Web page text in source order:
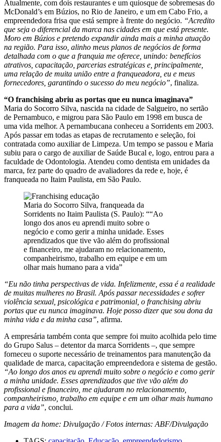
Atualmente, com dois restaurantes e um quiosque de sobremesas do
McDonald’s em Búzios, no Rio de Janeiro, e um em Cabo Frio, a
empreendedora frisa que está sempre à frente do negócio. “Acredito
que seja o diferencial da marca nas cidades em que está presente.
Moro em Búzios e pretendo expandir ainda mais a minha atuação
na região. Para isso, alinho meus planos de negócios de forma
detalhada com o que a franquia me oferece, unindo: benefícios
atrativos, capacitação, parcerias estratégicas e, principalmente,
uma relação de muita união entre a franqueadora, eu e meus
fornecedores, garantindo o sucesso do meu negócio”, finaliza.
“O franchising abriu as portas que eu nunca imaginava”
Maria do Socorro Silva, nascida na cidade de Salgueiro, no sertão
de Pernambuco, e migrou para São Paulo em 1998 em busca de
uma vida melhor. A pernambucana conheceu a Sorridents em 2003.
Após passar em todas as etapas de recrutamento e seleção, foi
contratada como auxiliar de Limpeza. Um tempo se passou e Maria
subiu para o cargo de auxiliar de Saúde Bucal e, logo, entrou para a
faculdade de Odontologia. Atendeu como dentista em unidades da
marca, fez parte do quadro de avaliadores da rede e, hoje, é
franqueada no Itaim Paulista, em São Paulo.
Maria do Socorro Silva, franqueada da
Sorridents no Itaim Paulista (S. Paulo): ““Ao
longo dos anos eu aprendi muito sobre o
negócio e como gerir a minha unidade. Esses
aprendizados que tive vão além do profissional
e financeiro, me ajudaram no relacionamento,
companheirismo, trabalho em equipe e em um
olhar mais humano para a vida”
“Eu não tinha perspectivas de vida. Infelizmente, essa é a realidade
de muitas mulheres no Brasil. Após passar necessidades e sofrer
violência sexual, psicológica e patrimonial, o franchising abriu
portas que eu nunca imaginava. Hoje posso dizer que sou dona da
minha vida e da minha casa”, afirma.
A empresária também conta que sempre foi muito acolhida pelo time
do Grupo Salus – detentor da marca Sorridents –, que sempre
forneceu o suporte necessário de treinamentos para manutenção da
qualidade de marca, capacitação empreendedora e sistema de gestão.
“Ao longo dos anos eu aprendi muito sobre o negócio e como gerir
a minha unidade. Esses aprendizados que tive vão além do
profissional e financeiro, me ajudaram no relacionamento,
companheirismo, trabalho em equipe e em um olhar mais humano
para a vida”, conclui.
Imagem da home: Divulgação / Fotos internas: ABF/Divulgação